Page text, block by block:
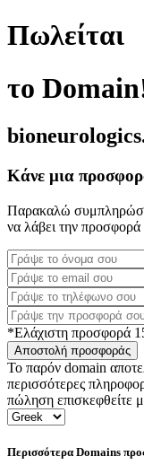
Πωλείται
το
Κάνε μια
Παρακαλώ
να λάβει την προσφορά
*Ελάχιστη προσφορά
Αποστολή προσφοράς
Το παρόν domain
περισσότερες
πώληση επισκεφθείτε
Περισσότερα Domains